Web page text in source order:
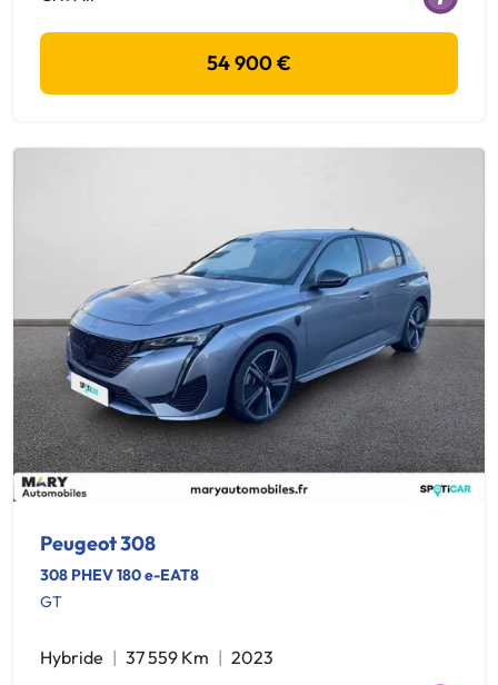
54 900 €
Peugeot 308
308 PHEV 180 e-EAT8
GT
Hybride 37 559 Km
2023